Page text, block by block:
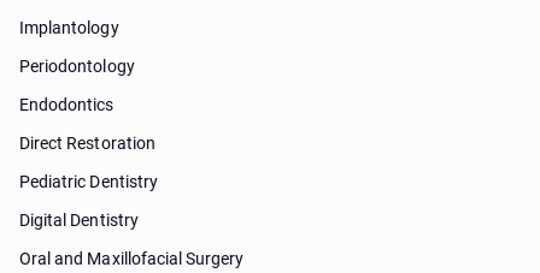
Implantology
Periodontology
Endodontics
Direct Restoration
Pediatric Dentistry
Digital Dentistry
Oral and Maxillofacial Surgery